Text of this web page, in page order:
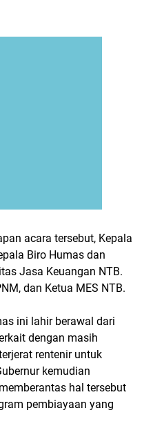
acara tersebut, Kepala
Biro Humas dan
Jasa Keuangan NTB.
dan Ketua MES NTB.
ini lahir berawal dari
dengan masih
rentenir untuk
kemudian
hal tersebut
pembiayaan yang